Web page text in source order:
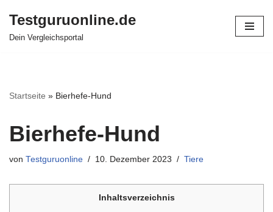
Zum
Testguruonline.de
Dein Vergleichsportal
Startseite » Bierhefe-Hund
Bierhefe-Hund
von Testguruonline 10. Dezember 2023 Tiere
Inhaltsverzeichnis